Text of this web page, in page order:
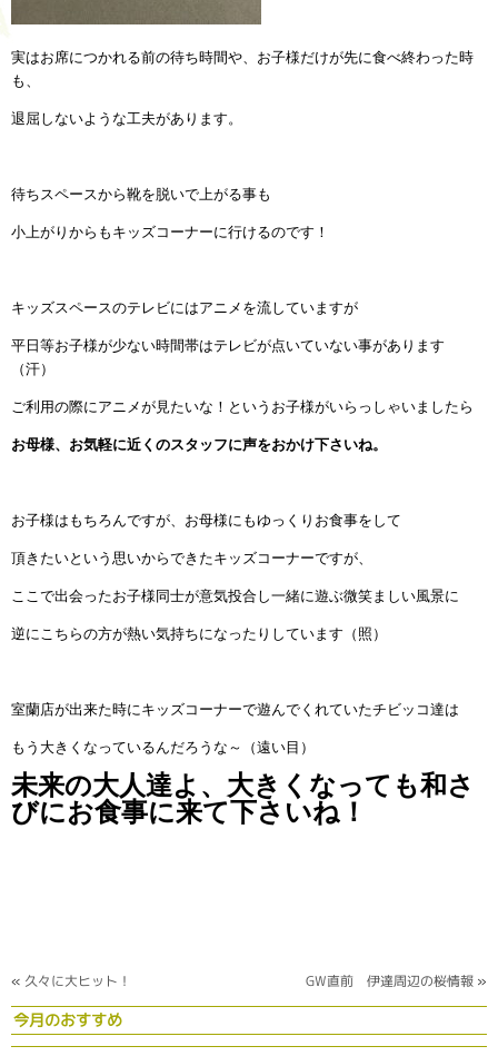
実はお席につかれる前の待ち時間や、お子様だけが先に食べ終わった時
も、
退屈しないような工夫があります。
待ちスペースから靴を脱いで上がる事も
小上がりからもキッズコーナーに行けるのです！
キッズスペースのテレビにはアニメを流していますが
平日等お子様が少ない時間帯はテレビが点いていない事があります
（汗）
ご利用の際にアニメが見たいな！というお子様がいらっしゃいましたら
お母様、お気軽に近くのスタッフに声をおかけ下さいね。
お子様はもちろんですが、お母様にもゆっくりお食事をして
頂きたいという思いからできたキッズコーナーですが、
ここで出会ったお子様同士が意気投合し一緒に遊ぶ微笑ましい風景に
逆にこちらの方が熱い気持ちになったりしています（照）
室蘭店が出来た時にキッズコーナーで遊んでくれていたチビッコ達は
もう大きくなっているんだろうな～（遠い目）
未来の大人達よ、大きくなっても和さ
びにお食事に来て下さいね！
« 久々に大ヒット！ GW直前 伊達周辺の桜情報 »
今月のおすすめ